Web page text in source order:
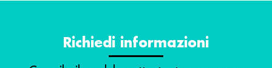
Richiedi informazioni